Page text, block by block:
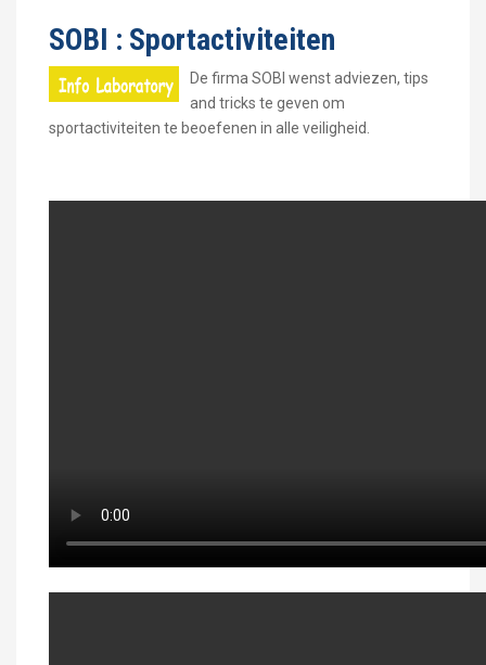
SOBI : Sportactiviteiten
De firma SOBI wenst adviezen, tips
and tricks te geven om
sportactiviteiten te beoefenen in alle veiligheid.